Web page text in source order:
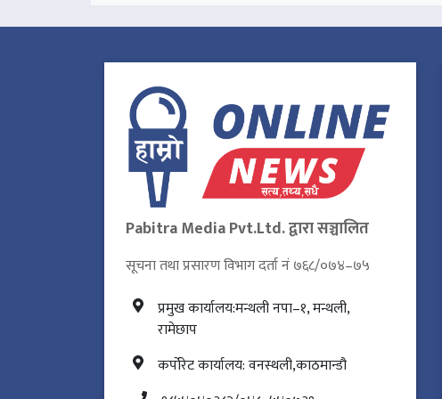
Pabitra Media Pvt.Ltd. द्वारा सञ्चालित
सूचना तथा प्रसारण विभाग दर्ता नं ७६८/०७४–७५
प्रमुख कार्यालय:मन्थली नपा–१, मन्थली,
रामेछाप
कर्पोरेट कार्यालय: वनस्थली,काठमान्डौ